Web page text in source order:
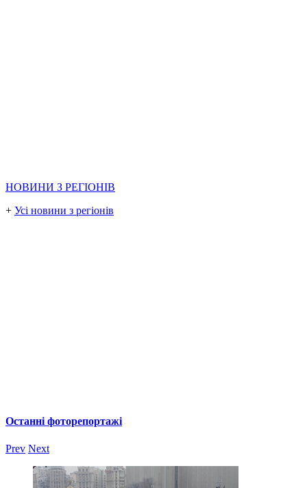
НОВИНИ З РЕГІОНІВ
+ Усі новини з регіонів
Останні фоторепортажі
Prev Next